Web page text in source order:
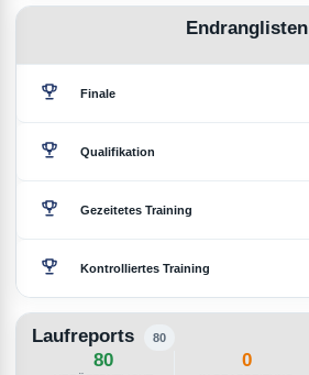
Endranglisten
Finale
Qualifikation
Gezeitetes Training
Kontrolliertes Training
Laufreports 80
80 0